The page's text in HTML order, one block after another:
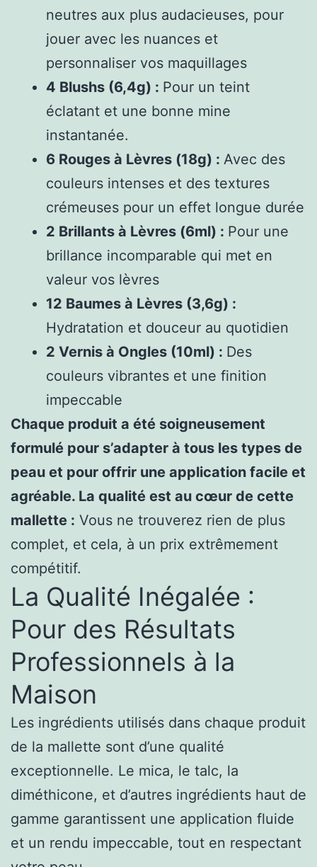
neutres aux plus audacieuses, pour
jouer avec les nuances et
personnaliser vos maquillages
4 Blushs (6,4g) : Pour un teint
éclatant et une bonne mine
instantanée.
6 Rouges à Lèvres (18g) : Avec des
couleurs intenses et des textures
crémeuses pour un effet longue durée
2 Brillants à Lèvres (6ml) : Pour une
brillance incomparable qui met en
valeur vos lèvres
12 Baumes à Lèvres (3,6g) :
Hydratation et douceur au quotidien
2 Vernis à Ongles (10ml) : Des
couleurs vibrantes et une finition
impeccable
Chaque produit a été soigneusement
formulé pour s’adapter à tous les types de
peau et pour offrir une application facile et
agréable. La qualité est au cœur de cette
mallette : Vous ne trouverez rien de plus
complet, et cela, à un prix extrêmement
compétitif.
La Qualité Inégalée :
Pour des Résultats
Professionnels à la
Maison
Les ingrédients utilisés dans chaque produit
de la mallette sont d’une qualité
exceptionnelle. Le mica, le talc, la
diméthicone, et d’autres ingrédients haut de
gamme garantissent une application fluide
et un rendu impeccable, tout en respectant